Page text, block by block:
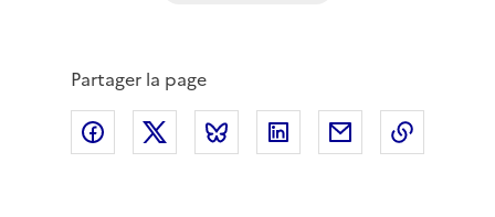
Partager la page
Partager via Facebook
Partager via XPartager via Bluesky
Partager via LinkedIn
Partager par